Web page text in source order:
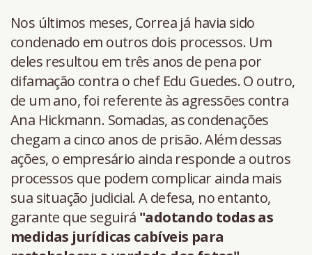
Nos últimos meses, Correa já havia sido
condenado em outros dois processos. Um
deles resultou em três anos de pena por
difamação contra o chef Edu Guedes. O outro,
de um ano, foi referente às agressões contra
Ana Hickmann. Somadas, as condenações
chegam a cinco anos de prisão. Além dessas
ações, o empresário ainda responde a outros
processos que podem complicar ainda mais
sua situação judicial. A defesa, no entanto,
garante que seguirá "adotando todas as
medidas jurídicas cabíveis para